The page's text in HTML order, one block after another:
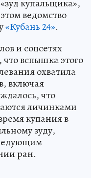
купальщика»,
ведомство
«Кубань 24».
и соцсетях
вспышка этого
охватила
включая
что
личинками
купания в
зуду,
ран.